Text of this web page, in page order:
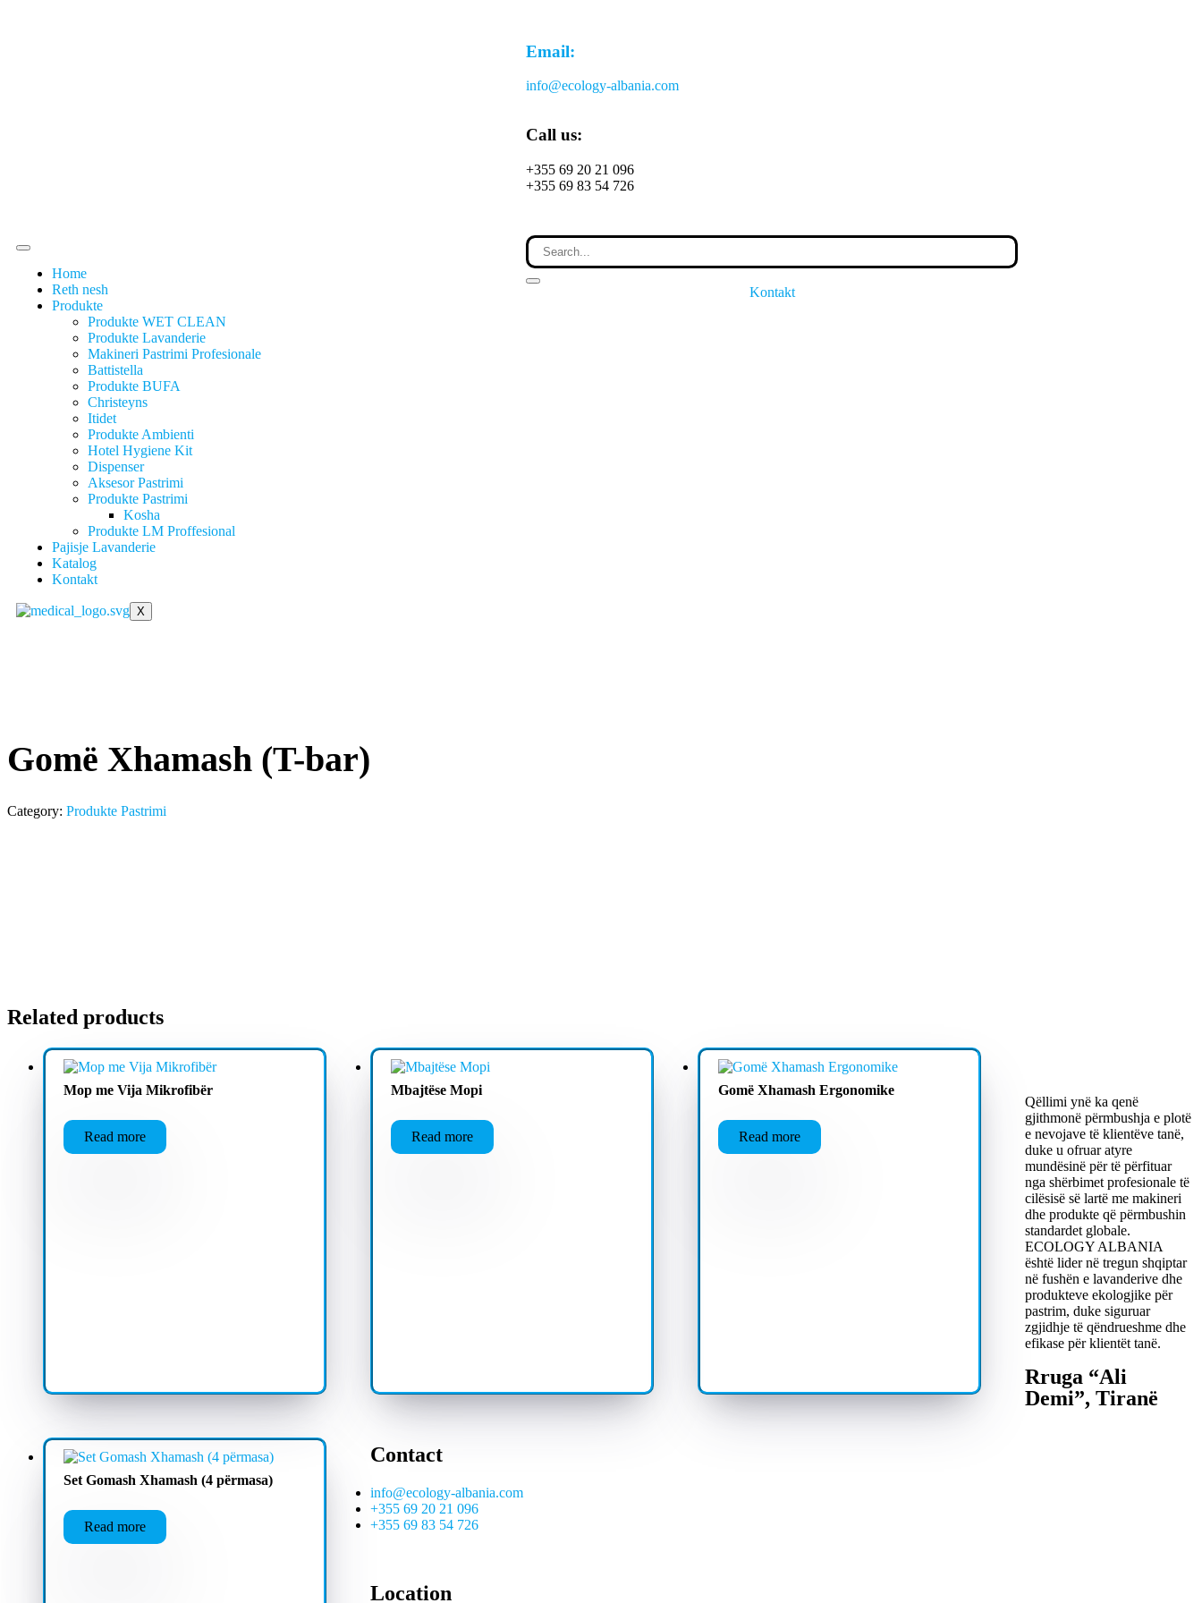
Email:
info@ecology-albania.com
Call us:
+355 69 20 21 096
+355 69 83 54 726
Home
Reth nesh
Produkte
Produkte WET CLEAN
Produkte Lavanderie
Makineri Pastrimi Profesionale
Battistella
Produkte BUFA
Christeyns
Itidet
Produkte Ambienti
Hotel Hygiene Kit
Dispenser
Aksesor Pastrimi
Produkte Pastrimi
Kosha
Produkte LM Proffesional
Pajisje Lavanderie
Katalog
Kontakt
X
Kontakt
Gomë Xhamash (T-bar)
Category: Produkte Pastrimi
Related products
Mop me Vija Mikrofibër
Read more
Mbajtëse Mopi
Read more
Gomë Xhamash Ergonomike
Read more
Set Gomash Xhamash (4 përmasa)
Read more
Qëllimi ynë ka qenë
gjithmonë përmbushja e plotë
e nevojave të klientëve tanë,
duke u ofruar atyre
mundësinë për të përfituar
nga shërbimet profesionale të
cilësisë së lartë me makineri
dhe produkte që përmbushin
standardet globale.
ECOLOGY ALBANIA
është lider në tregun shqiptar
në fushën e lavanderive dhe
produkteve ekologjike për
pastrim, duke siguruar
zgjidhje të qëndrueshme dhe
efikase për klientët tanë.
Rruga “Ali
Demi”, Tiranë
Contact
info@ecology-albania.com
+355 69 20 21 096
+355 69 83 54 726
Location